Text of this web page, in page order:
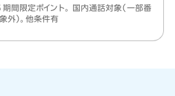
間限定ポイント。 国内通話対象（一部番
外）。他条件有